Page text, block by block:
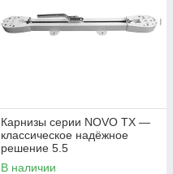
Карнизы серии NOVO TX —
классическое надёжное
решение 5.5
В наличии